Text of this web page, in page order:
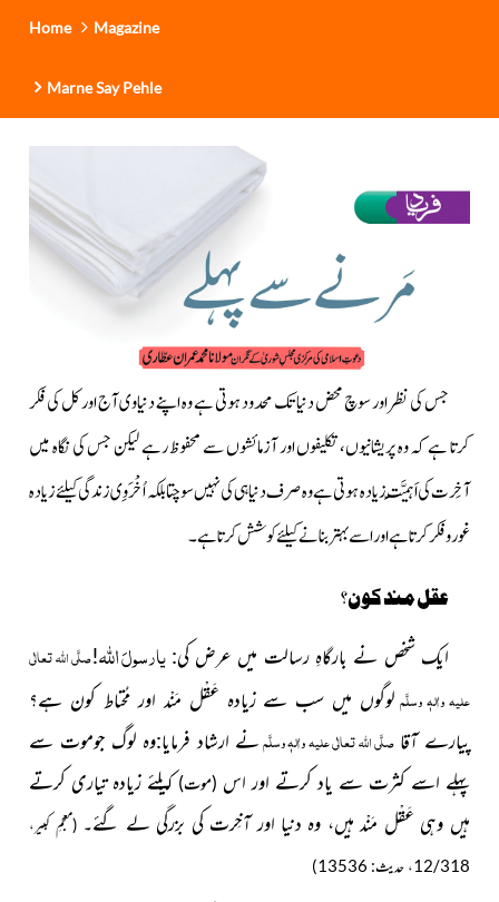
Home Magazine
Marne Say Pehle
جس کی نظر اور سوچ محض دنیا تک محدود ہوتی ہے وہ اپنے دنیاوی آج اور کل کی فکر
کرتا ہے کہ وہپریشانیوں، تکلیفوں اور آزمائشوں سے محفوظ رہے لیکن جس کی نگاہ میں
آخِرت کی اَہَمِّیَّت زیادہ ہوتی ہے وہ صرف دنیا ہی کی نہیں سوچتا بلکہ اُخْرَوِی زندگی کیلئے زیادہ
غور و فکر کرتا ہے اور اسے بہتر بنانے کیلئے کوشش کرتا ہے۔
عقل مند کون؟
ایک شخص نے بارگاہِ رسالت میں عرض کی:یارسولَاللہ!صلَّی اللہ تعالٰی
علیہ واٰلہٖ وسلَّم لوگوں میں سب سے زیادہ عَقْل مَنْد اور مُحتاط کون ہے؟
پیارے آقاصلَّی اللہ تعالٰی علیہ واٰلہٖ وسلَّمنے ارشاد فرمایا:وہ لوگ جوموت سے
پہلے اسے کثرت سے یاد کرتے اور اس (موت)کیلئے زیادہ تیاری کرتے
ہیں وہی عَقْل مَنْد ہیں، وہ دنیا اور آخِرت کی بزرگی لے گئے۔ (معجمِ کبیر،
12/318، حدیث: 13536)